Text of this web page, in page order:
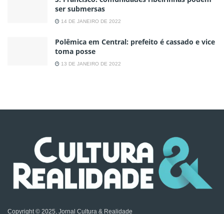
ser submersas
14 DE JANEIRO DE 2022
Polêmica em Central: prefeito é cassado e vice
toma posse
13 DE JANEIRO DE 2022
Copyright © 2025, Jornal Cultura & Realidade